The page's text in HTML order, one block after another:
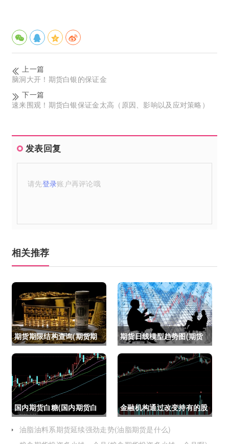
上一篇
脑洞大开！期货白银的保证金
下一篇
速来围观！期货白银保证金太高（原因、影响以及应对策略）
发表回复
请先登录账户再评论哦
相关推荐
期货期限结构查询(期货期
限结构)
期货日线模型趋势图(期货
日线模型趋势图怎么看)
国内期货白糖(国内期货白
糖合约是怎么交割)
金融机构通过改变持有的股
指期货合约(股指期货合约
油脂油料系期货延续强劲走势(油脂期货是什么)